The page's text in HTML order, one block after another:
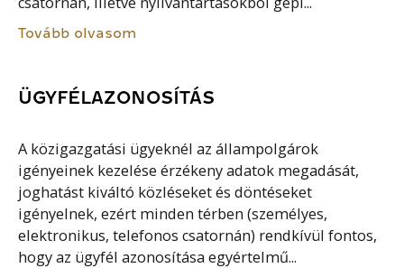
Tovább olvasom
ÜGYFÉLAZONOSÍTÁS
A közigazgatási ügyeknél az állampolgárok
igényeinek kezelése érzékeny adatok megadását,
joghatást kiváltó közléseket és döntéseket
igényelnek, ezért minden térben (személyes,
elektronikus, telefonos csatornán) rendkívül fontos,
hogy az ügyfél azonosítása egyértelmű...